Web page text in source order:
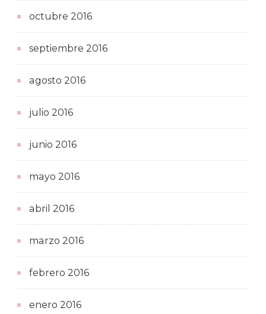
octubre 2016
septiembre 2016
agosto 2016
julio 2016
junio 2016
mayo 2016
abril 2016
marzo 2016
febrero 2016
enero 2016